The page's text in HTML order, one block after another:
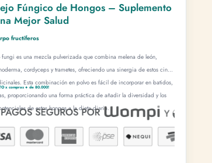
Fúngico de Hongos – Suplemento
Mejor Salud
fructíferos
es una mezcla pulverizada que combina melena de león,
cordyceps y trametes, ofreciendo una sinergia de estos cinco
Esta combinación en polvo es fácil de incorporar en batidos,
proporcionando una forma práctica de añadir la diversidad y los
de estos hongos a la dieta diaria.
x compras + de 80.000!